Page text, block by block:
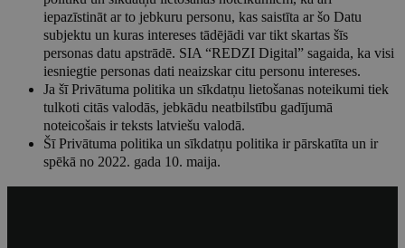
iepazīstināt ar to jebkuru personu, kas saistīta ar šo Datu
subjektu un kuras intereses tādējādi var tikt skartas šīs
personas datu apstrādē. SIA “REDZI Digital” sagaida, ka visi
iesniegtie personas dati neaizskar citu personu intereses.
Ja šī Privātuma politika un sīkdatņu lietošanas noteikumi tiek
tulkoti citās valodās, jebkādu neatbilstību gadījumā
noteicošais ir teksts latviešu valodā.
Šī Privātuma politika un sīkdatņu politika ir pārskatīta un ir
spēkā no 2022. gada 10. maija.